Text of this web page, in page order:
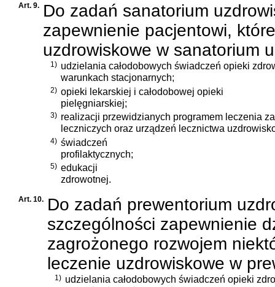
Art. 9. Do zadań sanatorium
zapewnienie pacjentowi,
uzdrowiskowe w sanatorium
1) udzielania całodobowych świadczeń opieki
warunkach stacjonarnych;
2) opieki lekarskiej i całodobowej opieki
pielęgniarskiej;
3) realizacji przewidzianych programem leczenia
leczniczych oraz urządzeń lecznictwa
4) świadczeń
profilaktycznych;
5) edukacji
zdrowotnej.
Art. 10. Do zadań prewentorium
szczególności zapewnienie
zagrożonego rozwojem
leczenie uzdrowiskowe w
1) udzielania całodobowych świadczeń opieki